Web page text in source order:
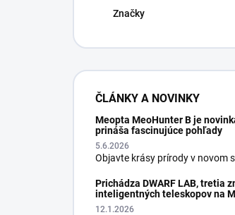
Značky
ČLÁNKY A NOVINKY
Meopta MeoHunter B je
prináša fascinujúce pohľady
5.6.2026
Objavte krásy prírody v novom
Prichádza DWARF LAB, tretia
inteligentných teleskopov na
12.1.2026